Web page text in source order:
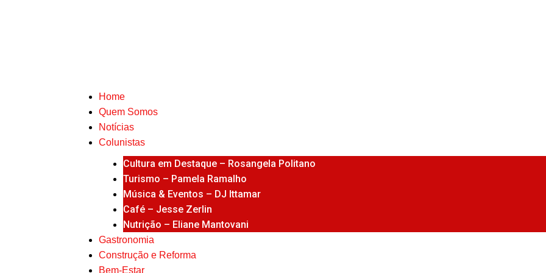
Home
Quem Somos
Notícias
Colunistas
Cultura em Destaque – Rosangela Politano
Turismo – Pamela Ramalho
Música & Eventos – DJ Ittamar
Café – Jesse Zerlin
Nutrição – Eliane Mantovani
Gastronomia
Construção e Reforma
Bem-Estar